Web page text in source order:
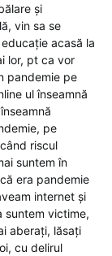
și
vin sa se
acasă la
lor, pt ca vor
pandemie pe
ul înseamnă
pe
riscul
suntem în
era pandemie
internet și
suntem victime,
aberați, lăsați
cu delirul